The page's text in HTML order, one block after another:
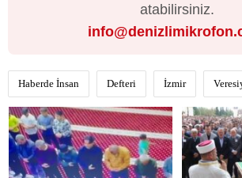
atabilirsiniz.
Haberde İnsan Defteri İzmir